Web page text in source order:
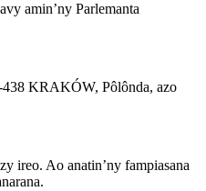
amin’ny Parlemanta
KRAKÓW, Pôlônda, azo
ireo. Ao anatin’ny fampiasana